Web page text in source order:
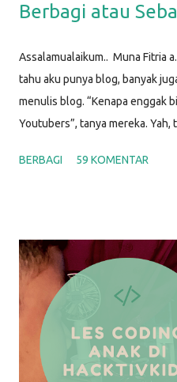
Berbagi atau
Assalamualaikum.. Muna Fitria
tahu aku punya blog, banyak
menulis blog. “Kenapa enggak
Youtubers”, tanya mereka.
menulis blog. ALASAN MENULIS
banyak pertanyaan di sekitarku,
juga ada banyak orang yang
sebagian besar dari kita dikit-
Siapa tahu saat Bunga (bukan
tahu tentang sesuatu di
bisa membantu. Berfaedah
BERBAGI 59 KOMENTAR